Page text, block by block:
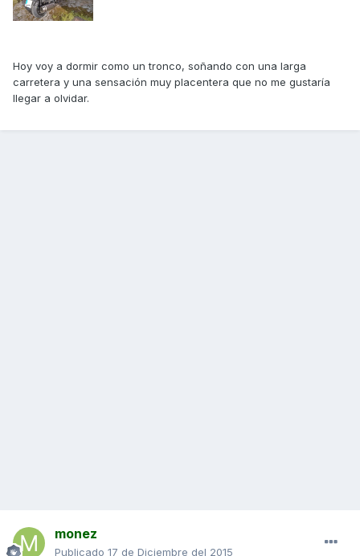
Hoy voy a dormir como un tronco, soñando con una larga
carretera y una sensación muy placentera que no me gustaría
llegar a olvidar.
monez
Publicado 17 de Diciembre del 2015